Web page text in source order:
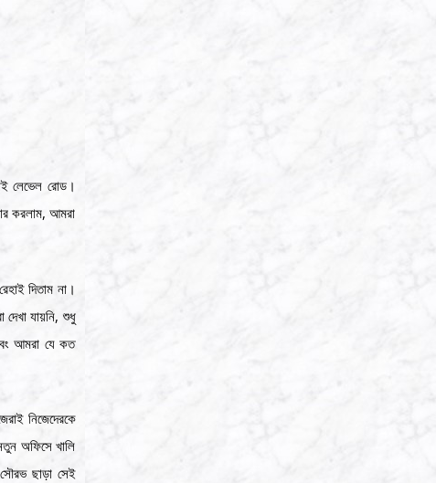
লেভেল রোড।
করলাম, আমরা
দিতাম না।
দেখা যায়নি, শুধু
আমরা যে কত
নিজেদেরকে
অফিসে খালি
ছাড়া সেই